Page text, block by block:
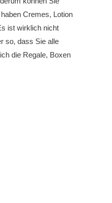
Cremes, Lotion
ist wirklich nicht
so, dass Sie alle
die Regale, Boxen